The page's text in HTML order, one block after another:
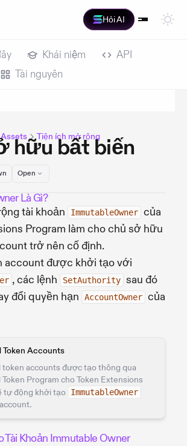
Hỏi AI
Khái niệm
API
Tài nguyên
Assets Tiện ích mở rộng
hữu bất biến
Open
Là Gì?
tài khoản
ImmutableOwner của
Program làm cho chủ sở hữu
trở nên cố định.
account được khởi tạo với
, các lệnh SetAuthority sau đó
đổi quyền hạn
AccountOwner của
Token Accounts
token accounts được tạo thông qua
Program cho Token Extensions
tự động khởi tạo
ImmutableOwner
Tài Khoản Immutable Owner